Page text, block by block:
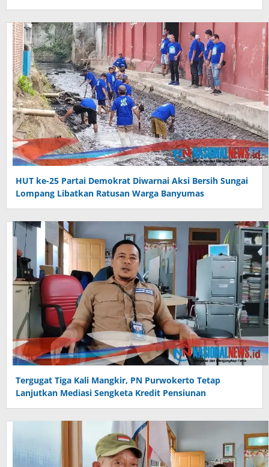
HUT ke-25 Partai Demokrat Diwarnai Aksi Bersih Sungai
Lompang Libatkan Ratusan Warga Banyumas
Tergugat Tiga Kali Mangkir, PN Purwokerto Tetap
Lanjutkan Mediasi Sengketa Kredit Pensiunan